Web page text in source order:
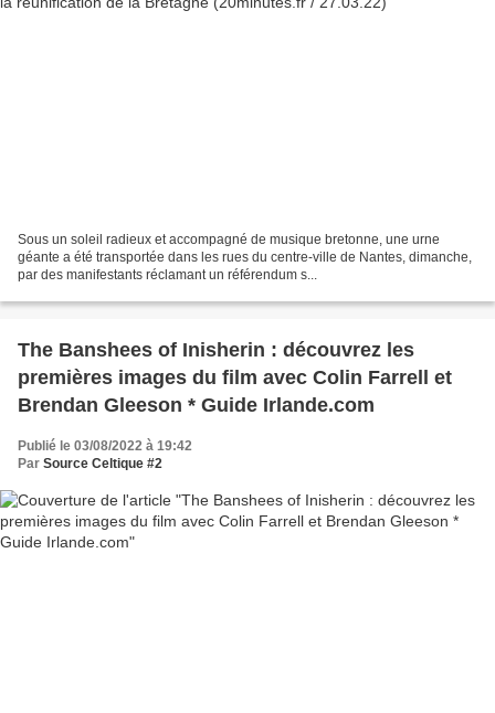
Sous un soleil radieux et accompagné de musique bretonne, une urne
géante a été transportée dans les rues du centre-ville de Nantes, dimanche,
par des manifestants réclamant un référendum s...
The Banshees of Inisherin : découvrez les
premières images du film avec Colin Farrell et
Brendan Gleeson * Guide Irlande.com
Publié le 03/08/2022 à 19:42
Par Source Celtique #2